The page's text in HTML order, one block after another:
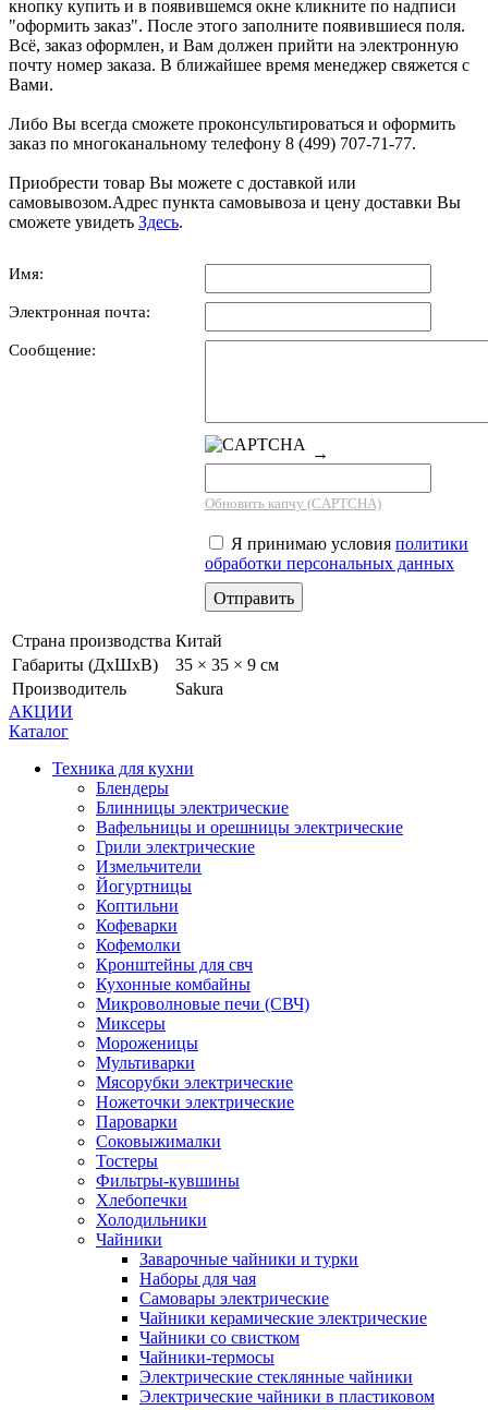
кнопку купить и в появившемся окне кликните по надписи
"оформить заказ". После этого заполните появившиеся поля.
Всё, заказ оформлен, и Вам должен прийти на электронную
почту номер заказа. В ближайшее время менеджер свяжется с
Вами.
Либо Вы всегда сможете проконсультироваться и оформить
заказ по многоканальному телефону 8 (499) 707-71-77.
Приобрести товар Вы можете с доставкой или
самовывозом.Адрес пункта самовывоза и цену доставки Вы
сможете увидеть Здесь.
Имя:
Электронная почта:
Сообщение:
→
Обновить капчу (CAPTCHA)
Я принимаю условия политики
обработки персональных данных
Страна производства Китай
Габариты (ДхШхВ)
35 × 35 × 9 см
Производитель
Sakura
АКЦИИ
Каталог
Техника для кухни
Блендеры
Блинницы электрические
Вафельницы и орешницы электрические
Грили электрические
Измельчители
Йогуртницы
Коптильни
Кофеварки
Кофемолки
Кронштейны для свч
Кухонные комбайны
Микроволновые печи (СВЧ)
Миксеры
Мороженицы
Мультиварки
Мясорубки электрические
Ножеточки электрические
Пароварки
Соковыжималки
Тостеры
Фильтры-кувшины
Хлебопечки
Холодильники
Чайники
Заварочные чайники и турки
Наборы для чая
Самовары электрические
Чайники керамические электрические
Чайники со свистком
Чайники-термосы
Электрические стеклянные чайники
Электрические чайники в пластиковом